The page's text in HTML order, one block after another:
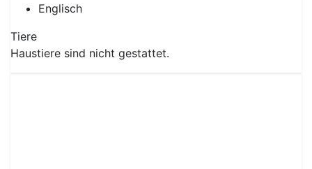
Englisch
Tiere
Haustiere sind nicht gestattet.